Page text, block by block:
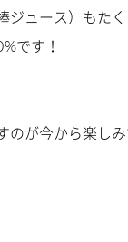
ュース）もたく
です！
が今から楽しみ